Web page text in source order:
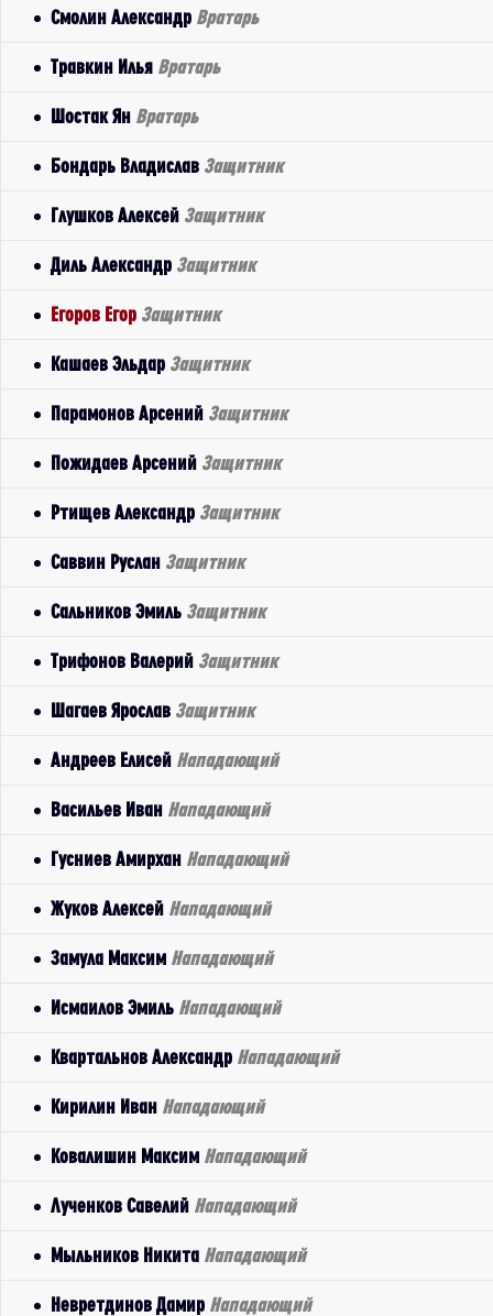
Смолин Александр Вратарь
Травкин Илья Вратарь
Шостак Ян Вратарь
Бондарь Владислав Защитник
Глушков Алексей Защитник
Диль Александр Защитник
Егоров Егор Защитник
Кашаев Эльдар Защитник
Парамонов Арсений Защитник
Пожидаев Арсений Защитник
Ртищев Александр Защитник
Саввин Руслан Защитник
Сальников Эмиль Защитник
Трифонов Валерий Защитник
Шагаев Ярослав Защитник
Андреев Елисей Нападающий
Васильев Иван Нападающий
Гусниев Амирхан Нападающий
Жуков Алексей Нападающий
Замула Максим Нападающий
Исмаилов Эмиль Нападающий
Квартальнов Александр Нападающий
Кирилин Иван Нападающий
Ковалишин Максим Нападающий
Лученков Савелий Нападающий
Мыльников Никита Нападающий
Невретдинов Дамир Нападающий